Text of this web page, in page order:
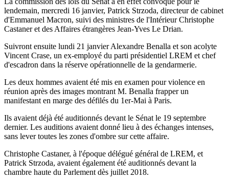
lendemain, mercredi 16 janvier, Patrick Strzoda, directeur de cabinet
d'Emmanuel Macron, suivi des ministres de l'Intérieur Christophe
Castaner et des Affaires étrangères Jean-Yves Le Drian.
Suivront ensuite lundi 21 janvier Alexandre Benalla et son acolyte
Vincent Crase, un ex-employé du parti présidentiel LREM et chef
d'escadron dans la réserve opérationnelle de la gendarmerie.
Les deux hommes avaient été mis en examen pour violence en
réunion après des images montrant M. Benalla frapper un
manifestant en marge des défilés du 1er-Mai à Paris.
Ils avaient déjà été auditionnés devant le Sénat le 19 septembre
dernier. Les auditions avaient donné lieu à des échanges intenses,
sans lever toutes les zones d'ombre sur cette affaire.
Christophe Castaner, à l'époque délégué général de LREM, et
Patrick Strzoda, avaient également été auditionnés devant la
chambre haute du Parlement dès juillet 2018.